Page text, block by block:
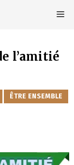
l’amitié
ÊTRE ENSEMBLE